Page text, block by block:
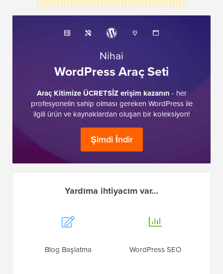
Nihai
WordPress Araç Seti
Araç Kitimize ÜCRETSİZ erişim kazanın - her
profesyonelin sahip olması gereken WordPress ile
ilgili ürün ve kaynaklardan oluşan bir koleksiyon!
Şimdi İndir
Yardıma ihtiyacım var…
Blog Başlatma WordPress SEO